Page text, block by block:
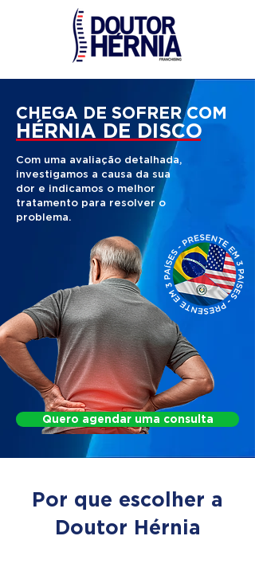
CHEGA DE SOFRER COM
HÉRNIA DE DISCO
Com uma avaliação detalhada,
investigamos a causa da sua
dor e indicamos o melhor
tratamento para resolver o
problema.
Quero agendar uma consulta
Por que escolher a
Doutor Hérnia